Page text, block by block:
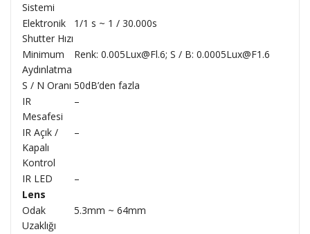
Sistemi
Elektronik
Shutter Hızı
1/1 s ~ 1 / 30.000s
Minimum
Aydınlatma
Renk: 0.005Lux@Fl.6; S / B: 0.0005Lux@F1.6
S / N Oranı 50dB’den fazla
IR
Mesafesi
–
IR Açık /
Kapalı
Kontrol
–
IR LED
–
Lens
Odak
Uzaklığı
5.3mm ~ 64mm